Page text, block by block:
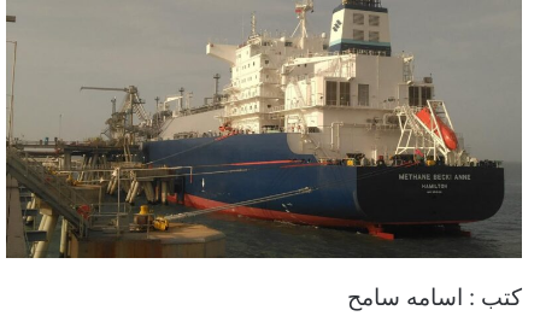
كتب : اسامه سامح